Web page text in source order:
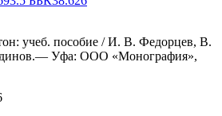
учеб. пособие / И. В. Федорцев, В.
Уфа: ООО «Монография»,